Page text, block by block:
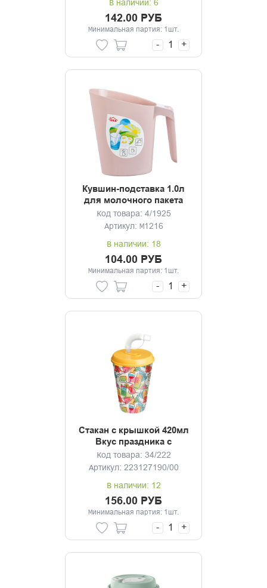
В наличии: 6
142.00 РУБ
Минимальная партия: 1шт.
- +
Кувшин-подставка 1.0л
для молочного пакета
микс
Код товара: 4/1925
Артикул: М1216
В наличии: 18
104.00 РУБ
Минимальная партия: 1шт.
- +
Стакан с крышкой 420мл
Вкус праздника с
трубочкой и колпачком
Код товара: 34/222
Артикул: 223127190/00
В наличии: 12
156.00 РУБ
Минимальная партия: 1шт.
- +